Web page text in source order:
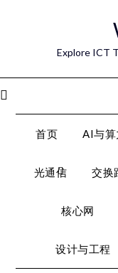
Explore ICT
首页 AI与算
光通信 交换
核心网
设计与工程